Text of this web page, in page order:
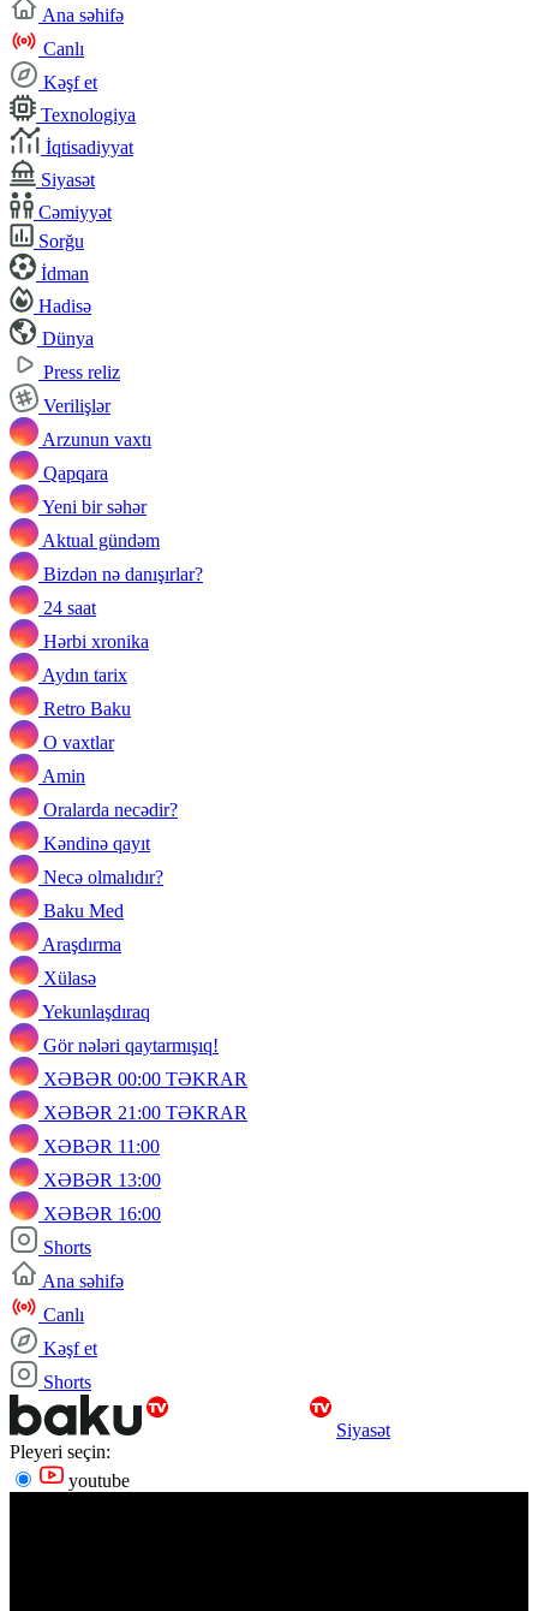
Ana səhifə
Canlı
Kəşf et
Texnologiya
İqtisadiyyat
Siyasət
Cəmiyyət
Sorğu
İdman
Hadisə
Dünya
Press reliz
Verilişlər
Arzunun vaxtı
Qapqara
Yeni bir səhər
Aktual gündəm
Bizdən nə danışırlar?
24 saat
Hərbi xronika
Aydın tarix
Retro Baku
O vaxtlar
Amin
Oralarda necədir?
Kəndinə qayıt
Necə olmalıdır?
Baku Med
Araşdırma
Xülasə
Yekunlaşdıraq
Gör nələri qaytarmışıq!
XƏBƏR 00:00 TƏKRAR
XƏBƏR 21:00 TƏKRAR
XƏBƏR 11:00
XƏBƏR 13:00
XƏBƏR 16:00
Shorts
Ana səhifə
Canlı
Kəşf et
Shorts
Siyasət
Pleyeri seçin:
youtube